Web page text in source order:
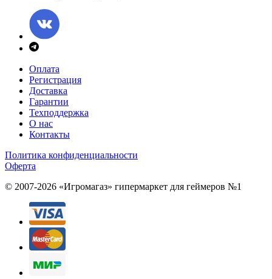
Оплата
Регистрация
Доставка
Гарантии
Техподдержка
О нас
Контакты
Политика конфиденциальности
Оферта
© 2007-2026 «Игромагаз» гипермаркет для геймеров №1